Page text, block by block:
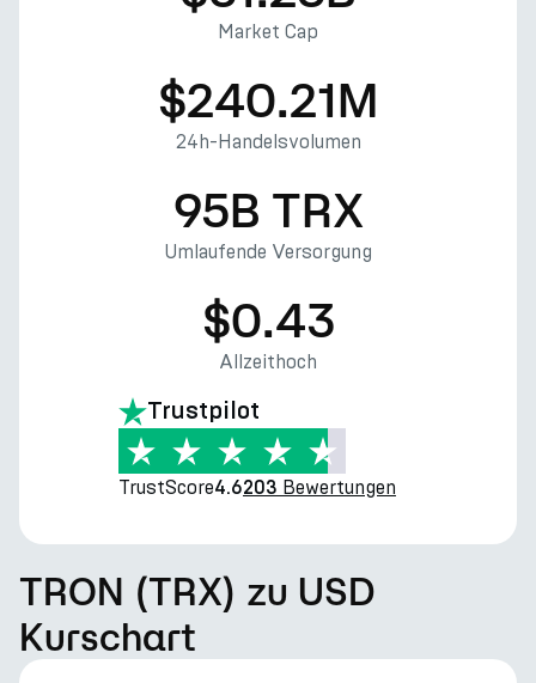
Market Cap
$240.21M
24h-Handelsvolumen
95B TRX
Umlaufende Versorgung
$0.43
Allzeithoch
Trustpilot
TrustScore4.6203 Bewertungen
TRON (TRX) zu USD
Kurschart